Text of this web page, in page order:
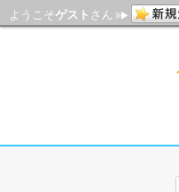
ようこそゲスト さん